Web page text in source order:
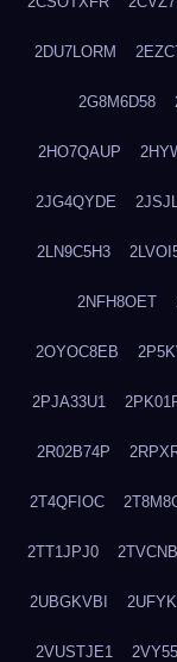
2DU7LORM
2G8M6D58
2HO7QAUP
2JG4QYDE
2LN9C5H3
2NFH8OET
2OYOC8EB
2PJA33U1
2R02B74P
2T4QFIOC
2TT1JPJ0
2UBGKVBI
2VUSTJE1